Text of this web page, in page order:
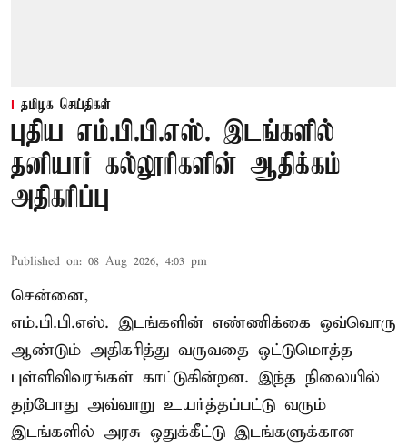
தமிழக செய்திகள்
புதிய எம்.பி.பி.எஸ். இடங்களில்
தனியார் கல்லூரிகளின் ஆதிக்கம்
அதிகரிப்பு
Published on: 08 Aug 2026, 4:03 pm
சென்னை,
எம்.பி.பி.எஸ். இடங்களின் எண்ணிக்கை ஒவ்வொரு
ஆண்டும் அதிகரித்து வருவதை ஒட்டுமொத்த
புள்ளிவிவரங்கள் காட்டுகின்றன. இந்த நிலையில்
தற்போது அவ்வாறு உயர்த்தப்பட்டு வரும்
இடங்களில் அரசு ஒதுக்கீட்டு இடங்களுக்கான